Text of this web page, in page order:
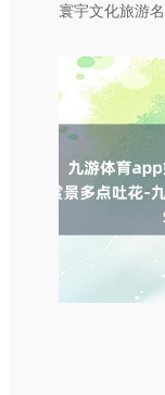
寰宇文化旅游